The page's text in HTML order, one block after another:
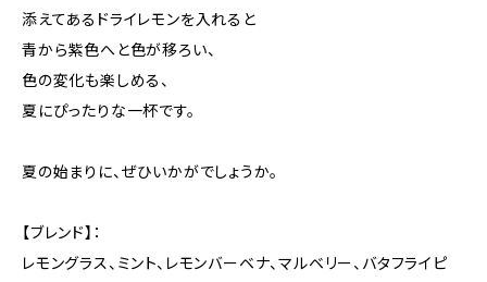
添えてあるドライレモンを入れると
青から紫色へと色が移ろい、
色の変化も楽しめる、
夏にぴったりな一杯です。
夏の始まりに、ぜひいかがでしょうか。
【ブレンド】：
レモングラス、ミント、レモンバーベナ、マルベリー、バタフライピ